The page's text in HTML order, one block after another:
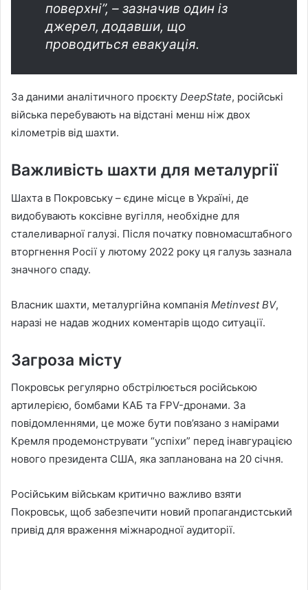
поверхні”, – зазначив один із
джерел, додавши, що
проводиться евакуація.
За даними аналітичного проєкту DeepState, російські
війська перебувають на відстані менш ніж двох
кілометрів від шахти.
Важливість шахти для металургії
Шахта в Покровську – єдине місце в Україні, де
видобувають коксівне вугілля, необхідне для
сталеливарної галузі. Після початку повномасштабного
вторгнення Росії у лютому 2022 року ця галузь зазнала
значного спаду.
Власник шахти, металургійна компанія Metinvest BV,
наразі не надав жодних коментарів щодо ситуації.
Загроза місту
Покровськ регулярно обстрілюється російською
артилерією, бомбами КАБ та FPV-дронами. За
повідомленнями, це може бути пов’язано з намірами
Кремля продемонструвати “успіхи” перед інавгурацією
нового президента США, яка запланована на 20 січня.
Російським військам критично важливо взяти
Покровськ, щоб забезпечити новий пропагандистський
привід для враження міжнародної аудиторії.